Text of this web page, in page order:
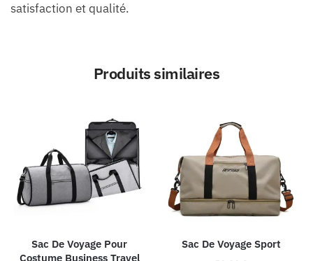
satisfaction et qualité.
Produits similaires
Sac De Voyage Pour
Costume Business Travel
Sac De Voyage Sport